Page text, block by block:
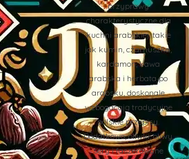
przyprawy
charakterystyczne dla
kuchni arabskiej, takie
jak kumin, czarnuszka,
kardamon, kawa
arabska i herbata po
arabsku, doskonale
wzbogacają tradycyjne
polskie przepisy.
Dodatkowo, oliwki, oliwy,
sery i faszerowane